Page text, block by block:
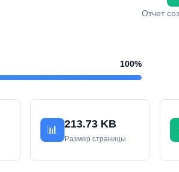
100%
Отчет
📊
213.73 KB
Размер страницы